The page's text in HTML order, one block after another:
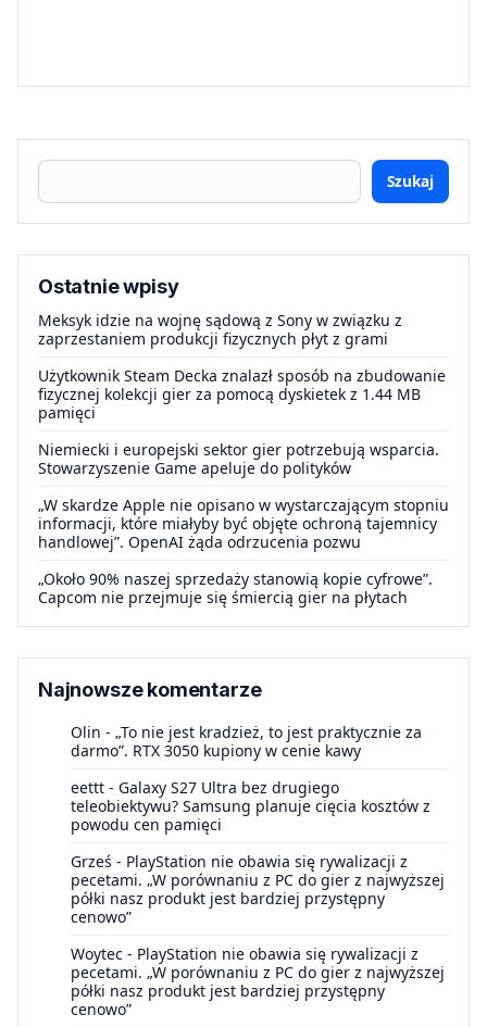
Szukaj
Ostatnie wpisy
Meksyk idzie na wojnę sądową z Sony w związku z
zaprzestaniem produkcji fizycznych płyt z grami
Użytkownik Steam Decka znalazł sposób na zbudowanie
fizycznej kolekcji gier za pomocą dyskietek z 1.44 MB
pamięci
Niemiecki i europejski sektor gier potrzebują wsparcia.
Stowarzyszenie Game apeluje do polityków
„W skardze Apple nie opisano w wystarczającym stopniu
informacji, które miałyby być objęte ochroną tajemnicy
handlowej”. OpenAI żąda odrzucenia pozwu
„Około 90% naszej sprzedaży stanowią kopie cyfrowe”.
Capcom nie przejmuje się śmiercią gier na płytach
Najnowsze komentarze
Olin - „To nie jest kradzież, to jest praktycznie za
darmo”. RTX 3050 kupiony w cenie kawy
eettt - Galaxy S27 Ultra bez drugiego
teleobiektywu? Samsung planuje cięcia kosztów z
powodu cen pamięci
Grześ - PlayStation nie obawia się rywalizacji z
pecetami. „W porównaniu z PC do gier z najwyższej
półki nasz produkt jest bardziej przystępny
cenowo”
Woytec - PlayStation nie obawia się rywalizacji z
pecetami. „W porównaniu z PC do gier z najwyższej
półki nasz produkt jest bardziej przystępny
cenowo”